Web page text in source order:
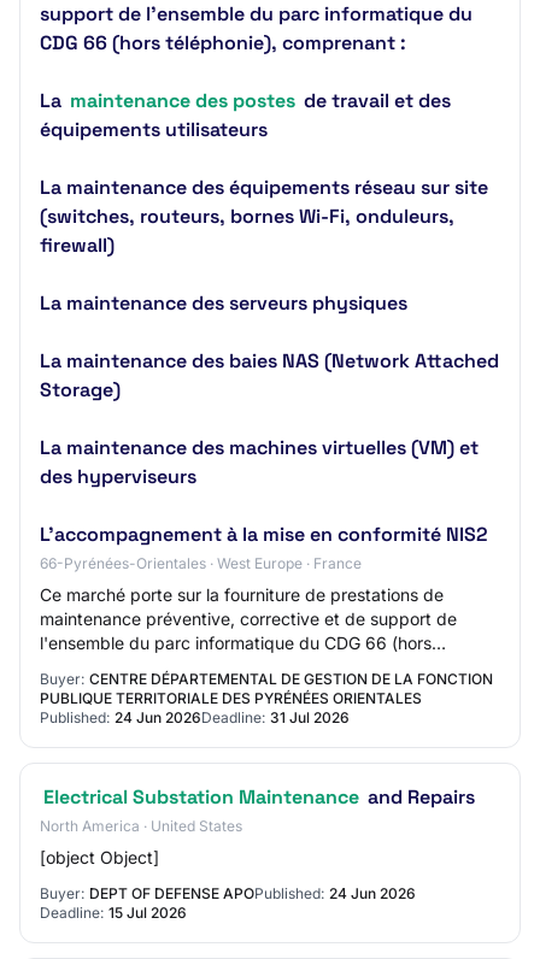
support de l'ensemble du parc informatique du
CDG 66 (hors téléphonie), comprenant :
La maintenance des postes de travail et des
équipements utilisateurs
La maintenance des équipements réseau sur site
(switches, routeurs, bornes Wi-Fi, onduleurs,
firewall)
La maintenance des serveurs physiques
La maintenance des baies NAS (Network Attached
Storage)
La maintenance des machines virtuelles (VM) et
des hyperviseurs
L'accompagnement à la mise en conformité NIS2
66-Pyrénées-Orientales · West Europe · France
Ce marché porte sur la fourniture de prestations de
maintenance préventive, corrective et de support de
l'ensemble du parc informatique du CDG 66 (hors
téléphonie), comprenant : La maintenance des po…
Buyer: CENTRE DÉPARTEMENTAL DE GESTION DE LA FONCTION
PUBLIQUE TERRITORIALE DES PYRÉNÉES ORIENTALES
Published: 24 Jun 2026Deadline: 31 Jul 2026
Electrical Substation Maintenance and Repairs
North America · United States
[object Object]
Buyer: DEPT OF DEFENSE APOPublished: 24 Jun 2026
Deadline: 15 Jul 2026